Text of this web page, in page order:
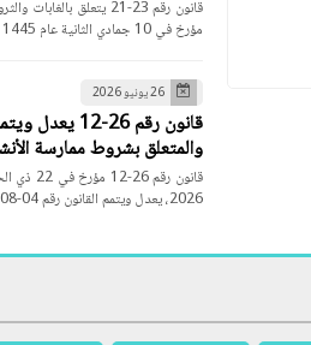
مؤرخ في 10 جمادي الثانية عام 1445 الموافق 23 ديسم…
26 يونيو 2026
والمتعلق بشروط ممارسة
2026، يعدل ويتمم القانون رقم 04-08 المؤرخ في 27 جماد…